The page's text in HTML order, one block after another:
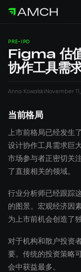
PRE-IPO
Figma 估
协作工具需
Anna KowalskiNovember 11,
当前格局
上市前格局已经发生
设计协作工具需求巨
市场参与者正密切关
了直接相关的领域。
行业分析师已经跟踪
的图景。宏观经济因
为上市前机会创造了
对于机构和散户投资
要。传统的投资策略
会中获益最多。